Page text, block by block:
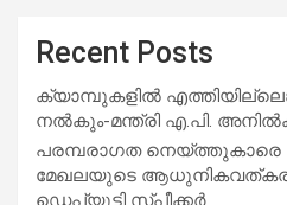
Recent Posts
ക്യാമ്പുകളിൽ
നൽകും-മന്ത്രി എ.പി.
പരമ്പരാഗത നെയ്ത്തുകാരെ
മേഖലയുടെ
ഡെപ്യൂട്ടി സ്പീക്കർ